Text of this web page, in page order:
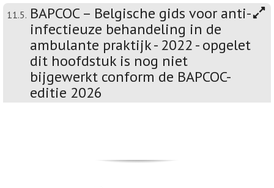
11.5. BAPCOC – Belgische gids voor anti-
infectieuze behandeling in de
ambulante praktijk - 2022 - opgelet
dit hoofdstuk is nog niet
bijgewerkt conform de BAPCOC-
editie 2026